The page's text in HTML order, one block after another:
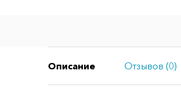
Описание Отзывов (0)